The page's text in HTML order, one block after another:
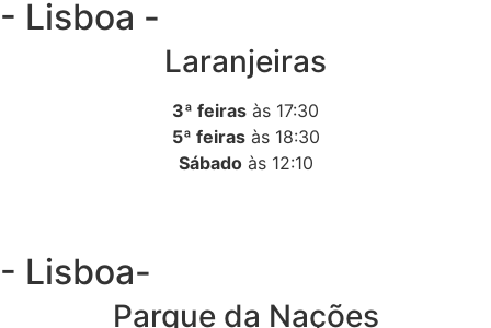
- Lisboa -
Laranjeiras
3ª feiras às 17:30
5ª feirasàs 18:30
Sábadoàs 12:10
- Lisboa-
Parque da Nações